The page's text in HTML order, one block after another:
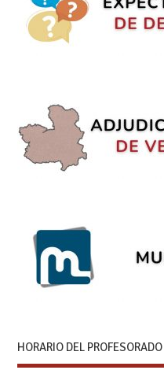
HORARIO DEL PROFESORADO